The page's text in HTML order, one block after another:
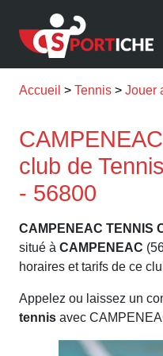
Accueil Tennis Jouer
club de
- 56800
CAMPENEAC TENNIS
situé à CAMPENEAC
horaires et tarifs de ce
Appelez ou laissez un
tennis avec